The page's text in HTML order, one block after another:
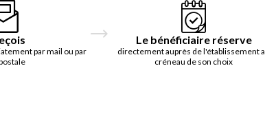
par mail ou par
Le bénéficiaire réserve
directement auprès de l'établissement
créneau de son choix